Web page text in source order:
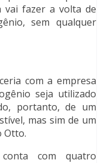
vai fazer a volta de
sem qualquer
com a empresa
seja utilizado
portanto, de um
mas sim de um
Otto.
com quatro